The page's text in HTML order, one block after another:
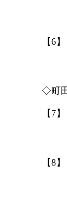
前
後
【6
前
後
◇町
【7
前
後
【8
前
後